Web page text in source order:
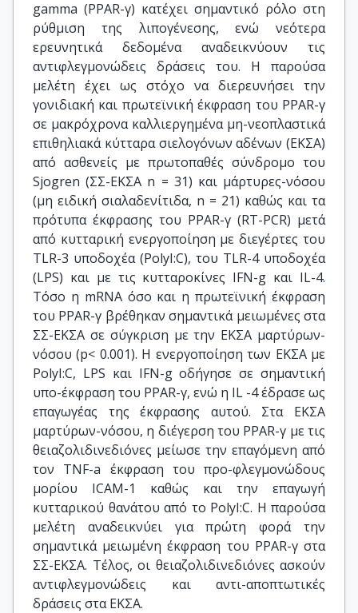
gamma (PPAR-γ) κατέχει σημαντικό ρόλο στη
ρύθμιση της λιπογένεσης, ενώ νεότερα
ερευνητικά δεδομένα αναδεικνύουν τις
αντιφλεγμονώδεις δράσεις του. Η παρούσα
μελέτη έχει ως στόχο να διερευνήσει την
γονιδιακή και πρωτεϊνική έκφραση του PPAR-γ
σε μακρόχρονα καλλιεργημένα μη-νεοπλαστικά
επιθηλιακά κύτταρα σιελογόνων αδένων (ΕΚΣΑ)
από ασθενείς με πρωτοπαθές σύνδρομο του
Sjogren (ΣΣ-ΕΚΣΑ n = 31) και μάρτυρες-νόσου
(μη ειδική σιαλαδενίτιδα, n = 21) καθώς και τα
πρότυπα έκφρασης του PPAR-γ (RT-PCR) μετά
από κυτταρική ενεργοποίηση με διεγέρτες του
TLR-3 υποδοχέα (PolyI:C), του TLR-4 υποδοχέα
(LPS) και με τις κυτταροκίνες IFN-g και IL-4.
Τόσο η mRNA όσο και η πρωτεϊνική έκφραση
του PPAR-γ βρέθηκαν σημαντικά μειωμένες στα
ΣΣ-ΕΚΣΑ σε σύγκριση με την ΕΚΣΑ μαρτύρων-
νόσου (p< 0.001). Η ενεργοποίηση των ΕΚΣΑ με
PolyI:C, LPS και IFN-g οδήγησε σε σημαντική
υπο-έκφραση του PPAR-γ, ενώ η IL -4 έδρασε ως
επαγωγέας της έκφρασης αυτού. Στα ΕΚΣΑ
μαρτύρων-νόσου, η διέγερση του PPAR-γ με τις
θειαζολιδινεδιόνες μείωσε την επαγόμενη από
τον TNF-a έκφραση του προ-φλεγμονώδους
μορίου ICAM-1 καθώς και την επαγωγή
κυτταρικού θανάτου από το PolyI:C. H παρούσα
μελέτη αναδεικνύει για πρώτη φορά την
σημαντικά μειωμένη έκφραση του PPAR-γ στα
ΣΣ-ΕΚΣΑ. Τέλος, οι θειαζολιδινεδιόνες ασκούν
αντιφλεγμονώδεις και αντι-αποπτωτικές
δράσεις στα ΕΚΣΑ.